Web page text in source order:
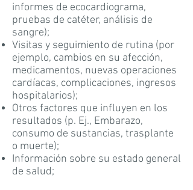
informes de ecocardiograma,
pruebas de catéter, análisis de
sangre);
Visitas y seguimiento de rutina (por
ejemplo, cambios en su afección,
medicamentos, nuevas operaciones
cardíacas, complicaciones, ingresos
hospitalarios);
Otros factores que influyen en los
resultados (p. Ej., Embarazo,
consumo de sustancias, trasplante
o muerte);
Información sobre su estado general
de salud;